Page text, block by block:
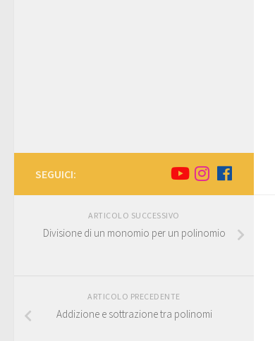
SEGUICI:
ARTICOLO SUCCESSIVO
Divisione di un monomio per un polinomio
ARTICOLO PRECEDENTE
Addizione e sottrazione tra polinomi